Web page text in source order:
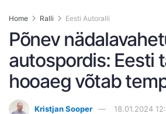
Home Ralli Eesti Autoralli
Põnev
autospordis: Eesti
hooaeg võtab
Kristjan Sooper 18.01.2024